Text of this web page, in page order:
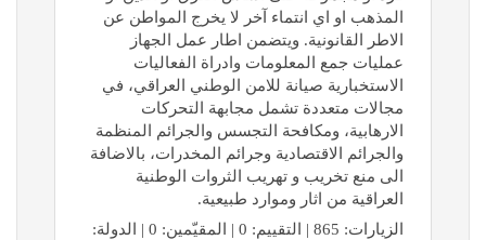
المذهب او اي انتماء آخر لا يخرج المواطن عن
الاطر القانونية. ويتضمن اطار عمل الجهاز
عمليات جمع المعلومات وادراة الفعاليات
الاستخبارية صيانة للامن الوطني العراقي، في
مجالات متعددة تشمل مجابهة التحركات
الارهابية، ومكافحة التجسس والجرائم المنظمة
والجرائم الاقتصادية وجرائم المخدرات، بالاضافة
الى منع تخريب و تهريب الثروات الوطنية
العراقية من اثار وموارد طبيعية.
الزيارات: 865 | التقييم: 0 | المقيّمين: 0 | الدولة: